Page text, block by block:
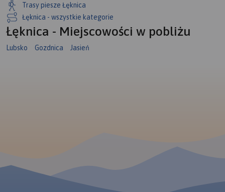
Trasy piesze Łęknica
Łęknica - wszystkie kategorie
Łęknica - Miejscowości w pobliżu
Lubsko Gozdnica Jasień